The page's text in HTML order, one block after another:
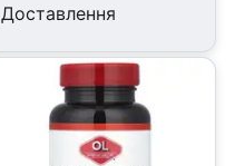
Доставлення